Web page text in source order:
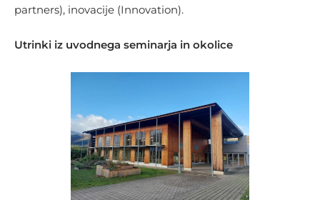
partners), inovacije (Innovation).
Utrinki iz uvodnega seminarja in okolice